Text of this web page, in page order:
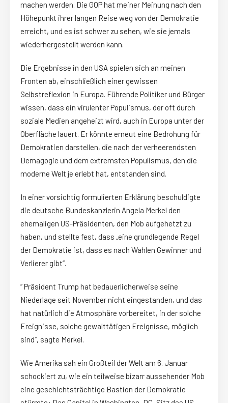
machen werden. Die GOP hat meiner Meinung nach den
Höhepunkt ihrer langen Reise weg von der Demokratie
erreicht, und es ist schwer zu sehen, wie sie jemals
wiederhergestellt werden kann.
Die Ergebnisse in den USA spielen sich an meinen
Fronten ab, einschließlich einer gewissen
Selbstreflexion in Europa. Führende Politiker und Bürger
wissen, dass ein virulenter Populismus, der oft durch
soziale Medien angeheizt wird, auch in Europa unter der
Oberfläche lauert. Er könnte erneut eine Bedrohung für
Demokratien darstellen, die nach der verheerendsten
Demagogie und dem extremsten Populismus, den die
moderne Welt je erlebt hat, entstanden sind.
In einer vorsichtig formulierten Erklärung beschuldigte
die deutsche Bundeskanzlerin Angela Merkel den
ehemaligen US-Präsidenten, den Mob aufgehetzt zu
haben, und stellte fest, dass „eine grundlegende Regel
der Demokratie ist, dass es nach Wahlen Gewinner und
Verlierer gibt“.
“ Präsident Trump hat bedauerlicherweise seine
Niederlage seit November nicht eingestanden, und das
hat natürlich die Atmosphäre vorbereitet, in der solche
Ereignisse, solche gewalttätigen Ereignisse, möglich
sind“, sagte Merkel.
Wie Amerika sah ein Großteil der Welt am 6. Januar
schockiert zu, wie ein teilweise bizarr aussehender Mob
eine geschichtsträchtige Bastion der Demokratie